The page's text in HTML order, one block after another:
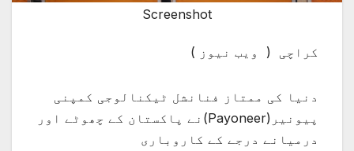
Screenshot
کراچی ( ویب نیوز )
دنیا کی ممتاز فنانشل ٹیکنالوجی کمپنی
پیونیر(Payoneer)نے پاکستان کے چھوٹے اور
درمیانے درجے کے کاروباری